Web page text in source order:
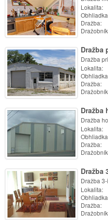
Lokalita:
Dražba:
Dražba
Dražba
Lokalita:
Dražba:
Dražba
Dražba
Lokalita:
Dražba:
Dražba
Dražba
Lokalita:
Dražba: